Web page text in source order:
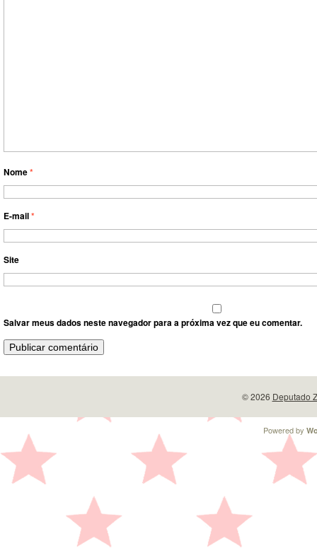
Nome*
E-mail*
Site
Salvar meus dados neste navegador para a próxima vez que eu comentar.
© 2026 Deputado
Powered by